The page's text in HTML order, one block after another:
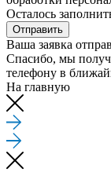
Осталось
Отправить
Ваша заявка
Спасибо, мы
телефону в
На главную